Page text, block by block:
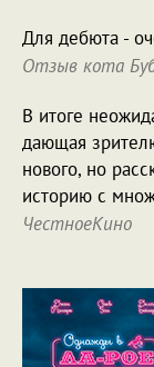
Для дебюта -
Отзыв кота
В итоге
дающая
нового, но
историю с
ЧестноеКино